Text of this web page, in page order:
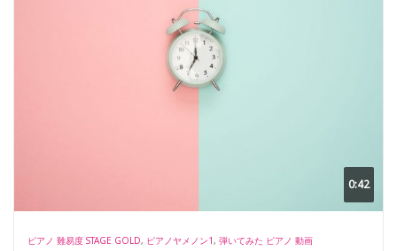
0:42
ピアノ 難易度 STAGE GOLD, ピアノヤメノン1 , 弾いてみた ピアノ 動画